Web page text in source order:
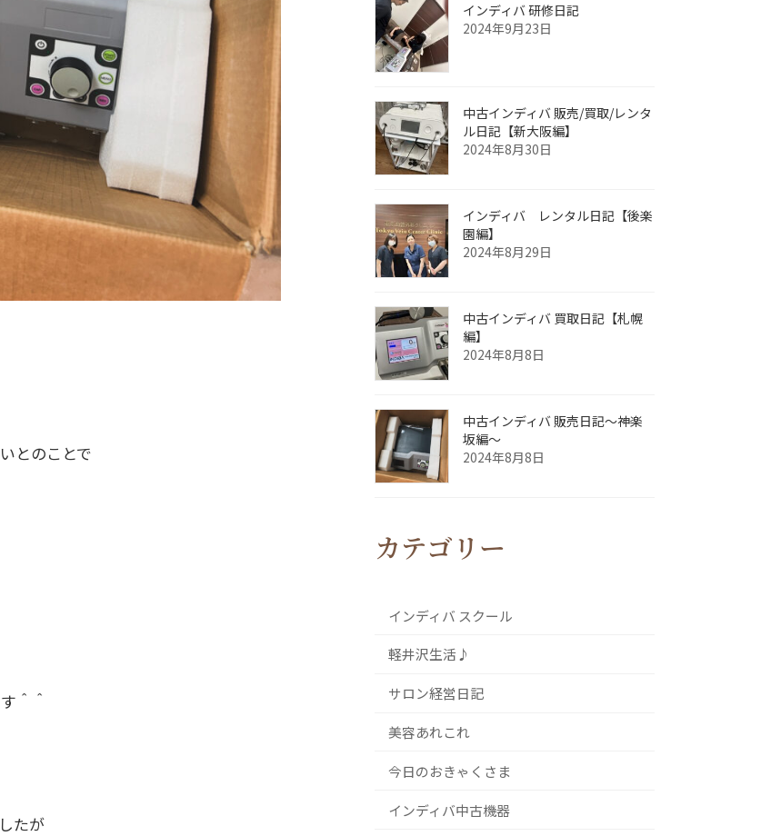
とのことで
＾＾
たが
インディバ 研修日記
2024年9月23日
中古インディバ 販売/買取/レンタ
ル日記【新大阪編】
2024年8月30日
インディバ レンタル日記【後楽
園編】
2024年8月29日
中古インディバ 買取日記【札幌
編】
2024年8月8日
中古インディバ 販売日記〜神楽
坂編〜
2024年8月8日
カテゴリー
インディバ スクール
軽井沢生活♪
サロン経営日記
美容あれこれ
今日のおきゃくさま
インディバ中古機器